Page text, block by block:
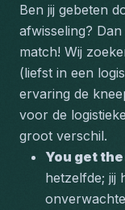
Ben jij gebeten
afwisseling?
match! Wij
(liefst in een
ervaring de
voor de
groot verschil.
You get
hetzelfde; jij